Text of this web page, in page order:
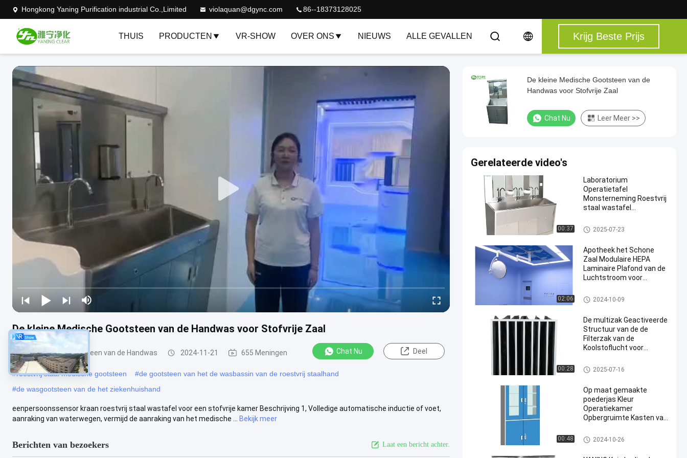
Hongkong Yaning Purification industrial Co.,Limited violaquan@dgync.com 86--18373128025
THUIS PRODUCTEN VR-SHOW OVER ONS NIEUWS ALLE GEVALLEN Krijg Beste Prijs
De kleine Medische Gootsteen van de Handwas voor Stofvrije Zaal
De medische Gootsteen van de Handwas 2024-11-21 655 Meningen Chat Nu Deel
#roestvrij staal medische gootsteen #de gootsteen van het de wasbassin van de roestvrij staalhand
#de wasgootsteen van de het ziekenhuishand
eenpersoonssensor kraan roestvrij staal wastafel voor een stofvrije kamer Beschrijving 1, Volledige automatische inductie of voet,
aanraking van waterwegen, vermijd de aanraking van het medische ...
Bekijk meer
Berichten van bezoekers Laat een bericht achter.
De kleine Medische Gootsteen van de
Handwas voor Stofvrije Zaal
Chat Nu Leer Meer >>
Gerelateerde video's
00:37
Laboratorium
Operatietafel
Monsterneming Roestvrij
staal wastafel
warm water meng
waterwastafel
De medische Gootsteen van d
e Handwas
2025-07-23
02:06
Apotheek het Schone
Zaal Modulaire HEPA
Laminaire Plafond van de
Luchtstroom voor
Het laminaire Systeem van de
Luchtstroom
2024-10-09
00:28
De multizak Geactiveerde
Structuur van de de
Filterzak van de
Koolstoflucht voor
De Filter van de zaklucht
2025-07-16
00:48
Op maat gemaakte
poederjas Kleur
Operatiekamer
Opbergruimte Kasten van
medicijnen Opbergruimte
van medicijnen
Roestvrij staal Medisch Kabin
et
2024-10-26